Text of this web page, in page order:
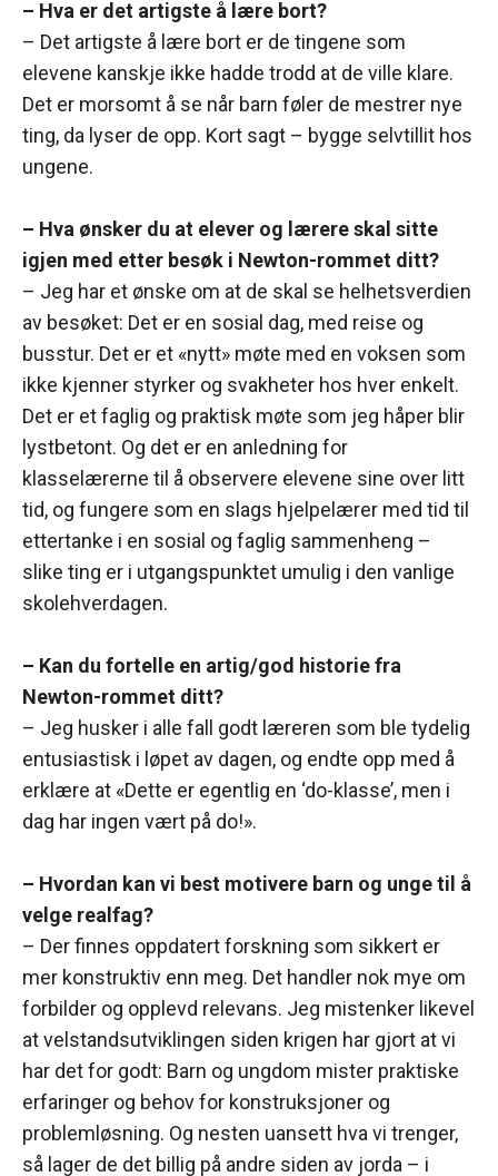
– Hva er det artigste å lære bort?
– Det artigste å lære bort er de tingene som
elevene kanskje ikke hadde trodd at de ville klare.
Det er morsomt å se når barn føler de mestrer nye
ting, da lyser de opp. Kort sagt – bygge selvtillit hos
ungene.
– Hva ønsker du at elever og lærere skal sitte
igjen med etter besøk i Newton-rommet ditt?
– Jeg har et ønske om at de skal se helhetsverdien
av besøket: Det er en sosial dag, med reise og
busstur. Det er et «nytt» møte med en voksen som
ikke kjenner styrker og svakheter hos hver enkelt.
Det er et faglig og praktisk møte som jeg håper blir
lystbetont. Og det er en anledning for
klasselærerne til å observere elevene sine over litt
tid, og fungere som en slags hjelpelærer med tid til
ettertanke i en sosial og faglig sammenheng –
slike ting er i utgangspunktet umulig i den vanlige
skolehverdagen.
– Kan du fortelle en artig/god historie fra
Newton-rommet ditt?
– Jeg husker i alle fall godt læreren som ble tydelig
entusiastisk i løpet av dagen, og endte opp med å
erklære at «Dette er egentlig en ‘do-klasse’, men i
dag har ingen vært på do!».
– Hvordan kan vi best motivere barn og unge til å
velge realfag?
– Der finnes oppdatert forskning som sikkert er
mer konstruktiv enn meg. Det handler nok mye om
forbilder og opplevd relevans. Jeg mistenker likevel
at velstandsutviklingen siden krigen har gjort at vi
har det for godt: Barn og ungdom mister praktiske
erfaringer og behov for konstruksjoner og
problemløsning. Og nesten uansett hva vi trenger,
så lager de det billig på andre siden av jorda – i